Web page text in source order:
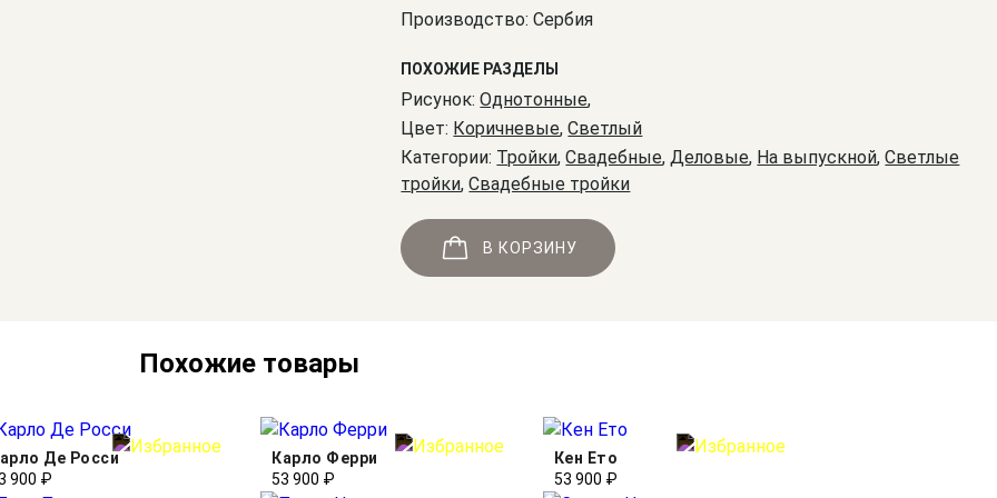
Производство: Сербия
ПОХОЖИЕ РАЗДЕЛЫ
Рисунок:Однотонные,
Цвет: Коричневые,Светлый
Категории: Тройки,Свадебные,Деловые, На выпускной,Светлые
тройки,Свадебные тройки
В КОРЗИНУ
Похожие товары
Де Росси
900 ₽
Карло Ферри
53 900 ₽
Кен Ето
53 900 ₽